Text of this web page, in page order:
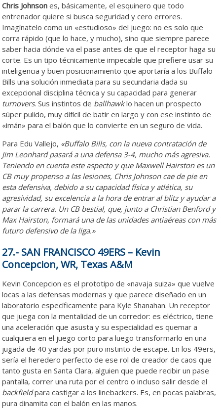
Chris Johnson es, básicamente, el esquinero que todo
entrenador quiere si buscaseguridad y cero errores.
Imagínatelo como un «estudioso» del juego: no es solo que
corra rápido (que lo hace, y mucho), sino que siempre parece
saber hacia dónde va el pase antes de que el receptor haga su
corte. Es un tipo técnicamente impecable que prefiere usar su
inteligencia y buen posicionamiento que aportaría a los Buffalo
Bills una solución inmediata para su secundaria dada su
excepcional disciplina técnica y su capacidad para generar
turnovers. Sus instintos de ballhawklo hacen un prospecto
súper pulido, muy difícil de batir en largo y con ese instinto de
«imán» para el balón que lo convierte en un seguro de vida.
Para Edu Vallejo, «Buffalo Bills, con la nueva contratación de
Jim Leonhard pasará a una defensa 3-4, mucho más agresiva.
Teniendo en cuenta este aspecto y que Maxwell Hairston es un
CB muy propenso a las lesiones, Chris Johnson cae de pie en
esta defensiva, debido a su capacidad física y atlética, su
agresividad, su excelencia a la hora de entrar al blitz y ayudar a
parar la carrera. Un CB bestial, que, junto a Christian Benford y
Max Hairston, formará una de las unidades antiaéreas con más
futuro defensivo de la liga.»
27.- SAN FRANCISCO 49ERS – Kevin
Concepcion, WR, Texas A&M
Kevin Concepcion es el prototipo de «navaja suiza» que vuelve
locas a las defensas modernas y que parece diseñado en un
laboratorio específicamente para Kyle Shanahan. Un receptor
que juega con la mentalidad de un corredor: es eléctrico, tiene
una aceleración que asusta y su especialidad es quemar a
cualquiera en el juego corto para luego transformarlo en una
jugada de 40 yardas por puro instinto de escape. En los 49ers,
sería el heredero perfecto de ese rol de creador de caos que
tanto gusta en Santa Clara, alguien que puede recibir un pase
pantalla, correr una ruta por el centro o incluso salir desde el
backfieldpara castigar a los linebackers. Es, en pocas palabras,
pura dinamita con el balón en las manos.